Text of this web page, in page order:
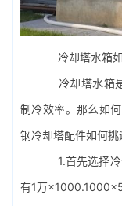
冷却塔水箱如
冷却塔水箱
制冷效率。那么如
钢冷却塔配件如何挑
1.首先选择冷
有1万